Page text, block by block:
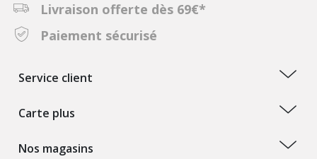
Livraison offerte dès 69€*
Paiement sécurisé
Service client
Carte plus
Nos magasins